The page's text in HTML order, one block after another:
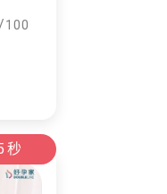
100
秒